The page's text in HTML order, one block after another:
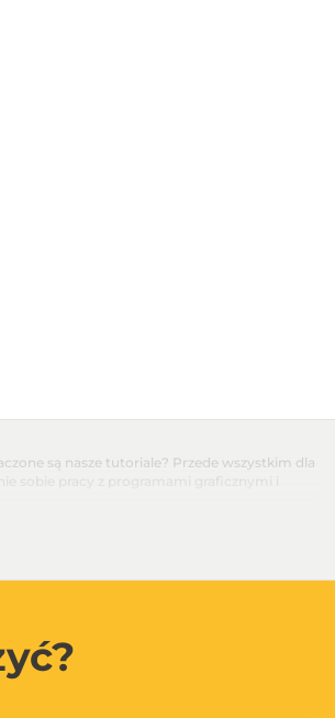
są nasze tutoriale? Przede wszystkim dla